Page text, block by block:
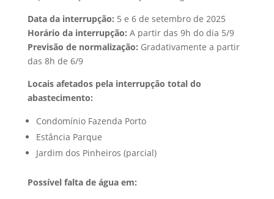
Data da interrupção: 5 e 6 de setembro de 2025
Horário da interrupção: A partir das 9h do dia 5/9
Previsão de normalização: Gradativamente a partir
das 8h de 6/9
Locais afetados pela interrupção total do
abastecimento:
Condomínio Fazenda Porto
Estância Parque
Jardim dos Pinheiros (parcial)
Possível falta de água em: